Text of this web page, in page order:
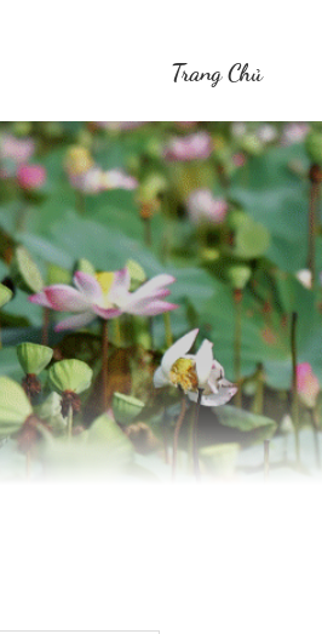
Trang Chủ